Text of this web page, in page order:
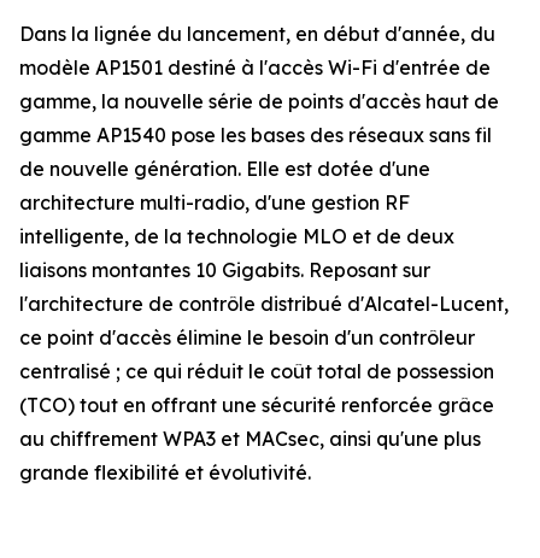
Dans la lignée du lancement, en début d'année, du
modèle AP1501 destiné à l'accès Wi-Fi d'entrée de
gamme, la nouvelle série de points d'accès haut de
gamme AP1540 pose les bases des réseaux sans fil
de nouvelle génération. Elle est dotée d'une
architecture multi-radio, d'une gestion RF
intelligente, de la technologie MLO et de deux
liaisons montantes 10 Gigabits. Reposant sur
l'architecture de contrôle distribué d'Alcatel-Lucent,
ce point d'accès élimine le besoin d'un contrôleur
centralisé ; ce qui réduit le coût total de possession
(TCO) tout en offrant une sécurité renforcée grâce
au chiffrement WPA3 et MACsec, ainsi qu'une plus
grande flexibilité et évolutivité.